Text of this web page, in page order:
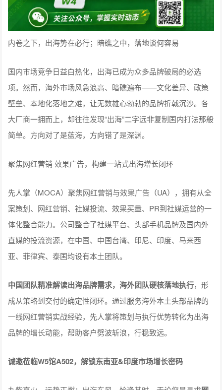
内卷之下，出海势在必行；暗礁之中，落地谈何容易
国内市场竞争日益白热化，出海已成为众多品牌破局的必选
项。然而，海外市场风急浪高、暗礁遍布——文化差异、政策
壁垒、本地化落地之难，让无数雄心勃勃的品牌折戟沉沙。各
大厂商一拥而上，却往往发现“出海”二字远非复制国内打法那般
简单。方向对了是蓝海，方向错了是深渊。
聚焦网红营销 效果广告，构建一站式出海增长闭环
先人掌（MOCA）聚焦网红营销与效果广告（UA），拥有从全
案策划、网红营销、社媒投流、效果买量、PR到社媒运营的一
体化整合能力。公司整合了社媒平台、头部手机品牌及国内外
直媒的投流资源，在中国、中国台湾、印尼、印度、马来西
亚、菲律宾、泰国均设有本土团队。
中国团队精准解读出海品牌需求，海外团队硬核落地执行，形
成从策略到交付的确定性闭环。通过服务海外本土头部品牌的
一线网红营销实战经验，先人掌将策划与执行优势转化为出海
品牌的增长动能，帮助客户劈波斩浪，行稳致远。
诚邀莅临W5馆A502，解锁东南亚&印度市场增长密码